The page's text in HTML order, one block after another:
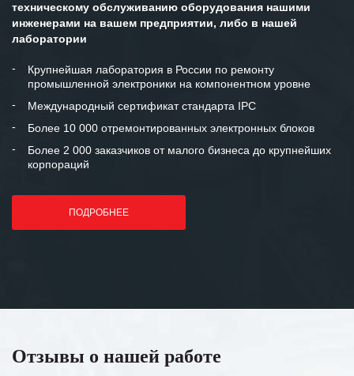
техническому обслуживанию оборудования нашими
инженерами на вашем предприятии, либо в нашей
лаборатории
Крупнейшая лаборатория в России по ремонту
промышленной электроники на компонентном уровне
Международный сертификат стандарта IPC
Более 10 000 отремонтированных электронных блоков
Более 2 000 заказчиков от малого бизнеса до крупнейших
корпораций
ПОДРОБНЕЕ
Отзывы о нашей работе